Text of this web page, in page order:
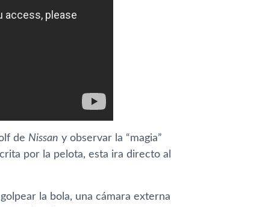
de Nissan y observar la “magia”
por la pelota, esta ira directo al
la bola, una cámara externa